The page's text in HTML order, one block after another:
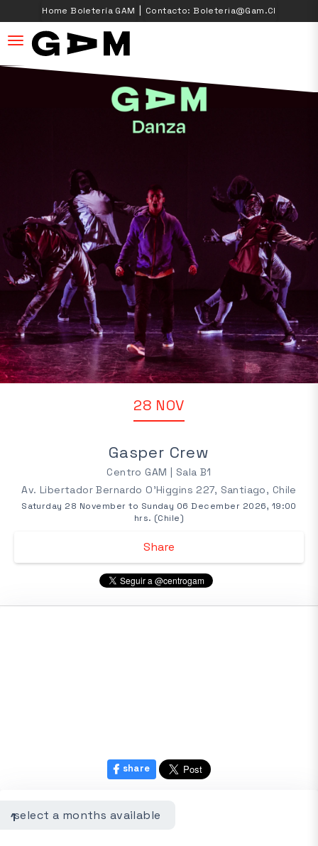
Home Boletería GAM | Contacto: Boleteria@gam.cl
desplegar navegación
28 NOV
Gasper Crew
Centro GAM | Sala B1
Av. Libertador Bernardo O'Higgins 227, Santiago, Chile
Saturday 28 November to Sunday 06 December 2026, 19:00
hrs. (Chile)
Share
share
select a months available
1